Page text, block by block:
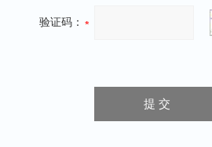
验证码：